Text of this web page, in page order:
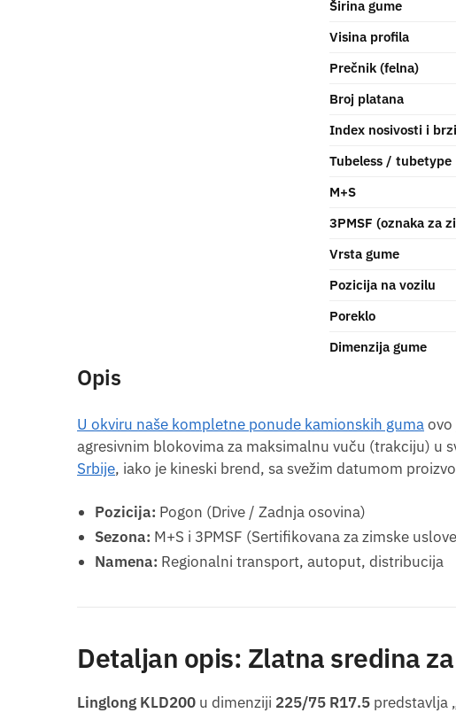
Širina gume
Visina profila
Prečnik (felna)
Broj platana
Index nosivosti i
Tubeless / tubetype
M+S
3PMSF (oznaka za
Vrsta gume
Pozicija na vozilu
Poreklo
Dimenzija gume
Opis
U okviru naše kompletne ponude kamionskih gumaovo
agresivnim blokovima za maksimalnu vuču (trakciju) u
Srbije, iako je kineski brend, sa svežim datumom
Pozicija: Pogon (Drive / Zadnja osovina)
Sezona: M+S i 3PMSF (Sertifikovana za zimske
Namena: Regionalni transport, autoput, distribucija
Detaljan opis: Zlatna sredina
Linglong KLD200 u dimenziji 225/75 R17.5 predstavlja